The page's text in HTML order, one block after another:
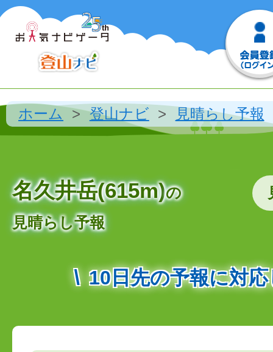
ホーム 登山ナビ 見晴らし予報
名久井岳(615m)の
見晴らし予報
10日先の予報に対